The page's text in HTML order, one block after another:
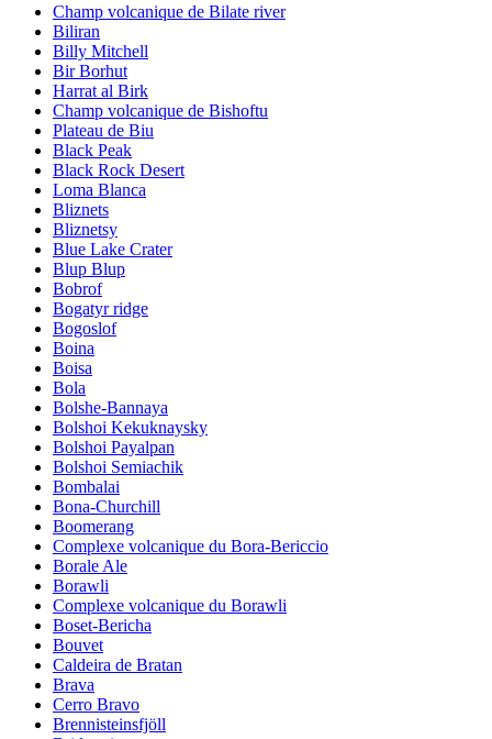
Champ volcanique de Bilate river
Biliran
Billy Mitchell
Bir Borhut
Harrat al Birk
Champ volcanique de Bishoftu
Plateau de Biu
Black Peak
Black Rock Desert
Loma Blanca
Bliznets
Bliznetsy
Blue Lake Crater
Blup Blup
Bobrof
Bogatyr ridge
Bogoslof
Boina
Boisa
Bola
Bolshe-Bannaya
Bolshoi Kekuknaysky
Bolshoi Payalpan
Bolshoi Semiachik
Bombalai
Bona-Churchill
Boomerang
Complexe volcanique du Bora-Bericcio
Borale Ale
Borawli
Complexe volcanique du Borawli
Boset-Bericha
Bouvet
Caldeira de Bratan
Brava
Cerro Bravo
Brennisteinsfjöll